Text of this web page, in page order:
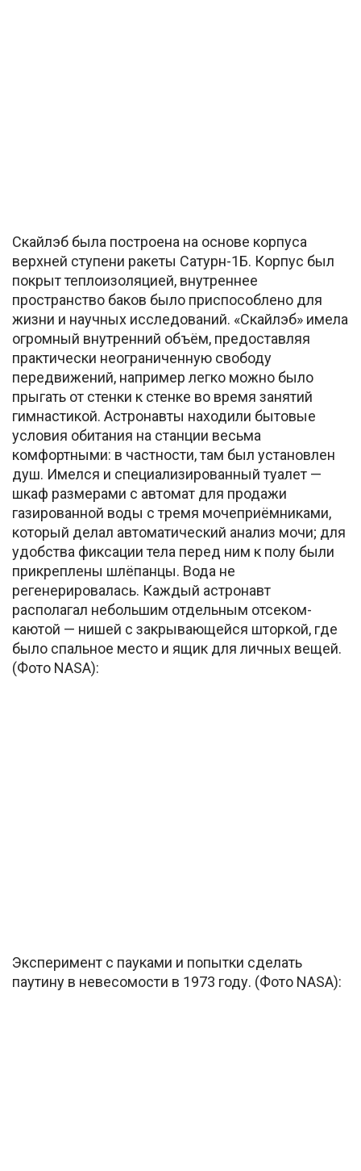
Скайлэб была построена на основе корпуса
верхней ступени ракеты Сатурн-1Б. Корпус был
покрыт теплоизоляцией, внутреннее
пространство баков было приспособлено для
жизни и научных исследований. «Скайлэб» имела
огромный внутренний объём, предоставляя
практически неограниченную свободу
передвижений, например легко можно было
прыгать от стенки к стенке во время занятий
гимнастикой. Астронавты находили бытовые
условия обитания на станции весьма
комфортными: в частности, там был установлен
душ. Имелся и специализированный туалет —
шкаф размерами с автомат для продажи
газированной воды с тремя мочеприёмниками,
который делал автоматический анализ мочи; для
удобства фиксации тела перед ним к полу были
прикреплены шлёпанцы. Вода не
регенерировалась. Каждый астронавт
располагал небольшим отдельным отсеком-
каютой — нишей с закрывающейся шторкой, где
было спальное место и ящик для личных вещей.
(Фото NASA):
Эксперимент с пауками и попытки сделать
паутину в невесомости в 1973 году. (Фото NASA):